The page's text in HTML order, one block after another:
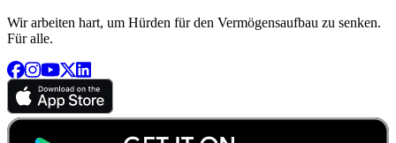
Wir arbeiten hart, um Hürden für den Vermögensaufbau zu senken.
Für alle.